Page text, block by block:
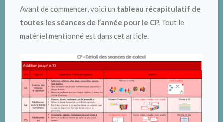
Avant de commencer, voici un tableau récapitulatif de
toutes les séances de l’année pour le CP. Tout le
matériel mentionné est dans cet article.